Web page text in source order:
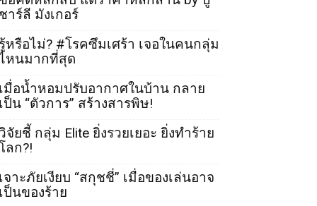
าร์ลี มังเกอร์
หรือไม่? #โรคซึมเศร้า เจอในคนกลุ่ม
หนมากที่สุด
มื่อน้ำหอมปรับอากาศในบ้าน กลาย
ป็น “ตัวการ” สร้างสารพิษ!
จัยชี้ กลุ่ม Elite ยิ่งรวยเยอะ ยิ่งทำร้าย
ลก?!
จาะภัยเงียบ “สกุชชี่” เมื่อของเล่นอาจ
ป็นของร้าย